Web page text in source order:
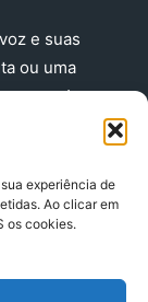
experiência de
Ao clicar em
os cookies.
e suas
ou uma
agora!